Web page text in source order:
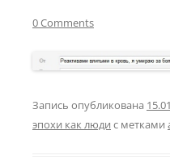
0 Comments
Запись опубликована
эпохи как люди с метками